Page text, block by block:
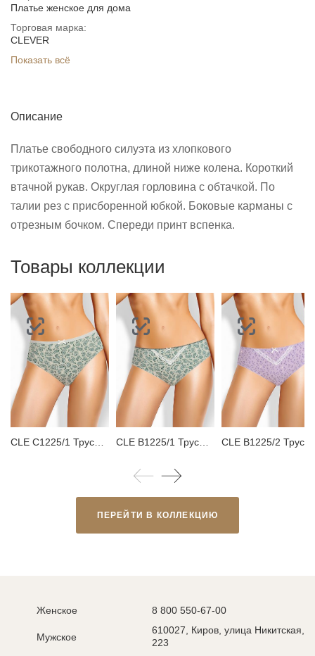
Платье женское для дома
Торговая марка:
CLEVER
Показать всё
Описание
Платье свободного силуэта из хлопкового
трикотажного полотна, длиной ниже колена. Короткий
втачной рукав. Округлая горловина с обтачкой. По
талии рез с присборенной юбкой. Боковые карманы с
отрезным бочком. Спереди принт вспенка.
Товары коллекции
ПЕРЕЙТИ В КОЛЛЕКЦИЮ
Женское
Мужское
8 800 550-67-00
610027, Киров, улица Никитская,
223